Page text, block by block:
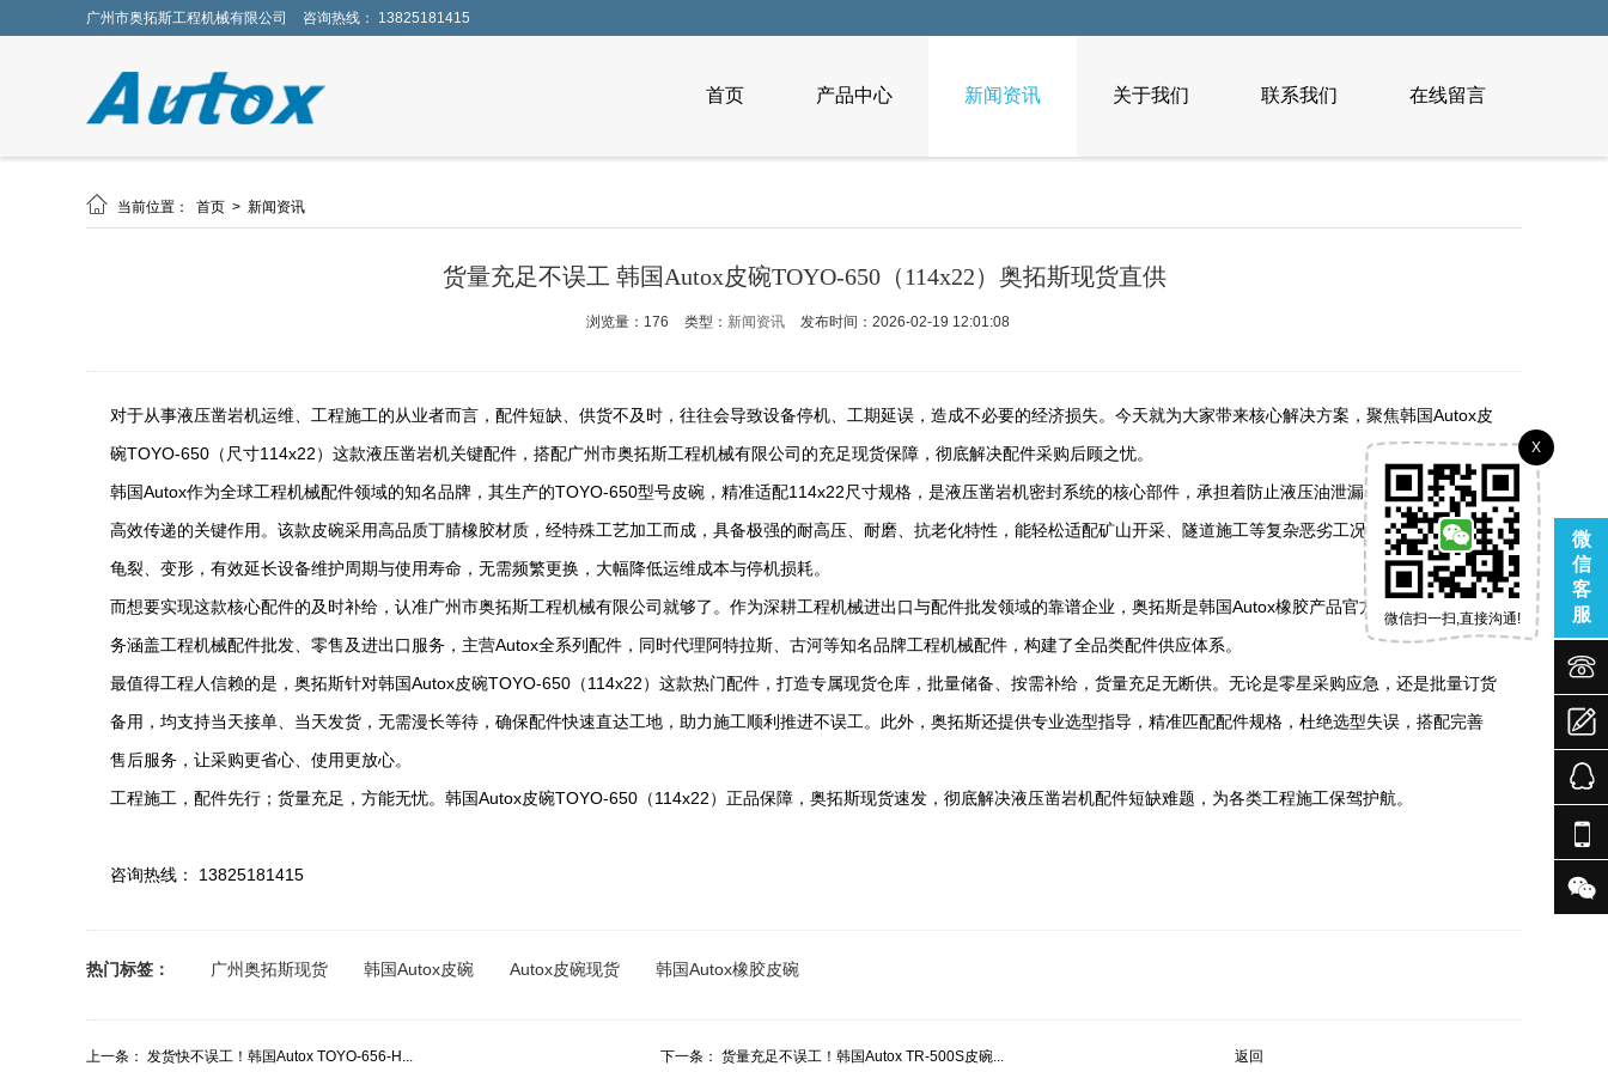
广州市奥拓斯工程机械有限公司 咨询热线： 13825181415
首页 产品中心 新闻资讯 关于我们 联系我们 在线留言
 当前位置： 首页 > 新闻资讯
货量充足不误工 韩国Autox皮碗TOYO-650（114x22）奥拓斯现货直供
浏览量：176 类型： 新闻资讯 发布时间：2026-02-19 12:01:08
对于从事液压凿岩机运维、工程施工的从业者而言，配件短缺、供货不及时，往往会导致设备停机、工期延误，造成不必要的经济损失。今天就为大家带来核心解决方案，聚焦韩国Autox皮
碗TOYO-650（尺寸114x22）这款液压凿岩机关键配件，搭配广州市奥拓斯工程机械有限公司的充足现货保障，彻底解决配件采购后顾之忧。
韩国Autox作为全球工程机械配件领域的知名品牌，其生产的TOYO-650型号皮碗，精准适配114x22尺寸规格，是液压凿岩机密封系统的核心部件，承担着防止液压油泄漏、保障设备冲击功
高效传递的关键作用。该款皮碗采用高品质丁腈橡胶材质，经特殊工艺加工而成，具备极强的耐高压、耐磨、抗老化特性，能轻松适配矿山开采、隧道施工等复杂恶劣工况，长期使用不易
龟裂、变形，有效延长设备维护周期与使用寿命，无需频繁更换，大幅降低运维成本与停机损耗。
而想要实现这款核心配件的及时补给，认准广州市奥拓斯工程机械有限公司就够了。作为深耕工程机械进出口与配件批发领域的靠谱企业，奥拓斯是韩国Autox橡胶产品官方总代理，核心业
务涵盖工程机械配件批发、零售及进出口服务，主营Autox全系列配件，同时代理阿特拉斯、古河等知名品牌工程机械配件，构建了全品类配件供应体系。
最值得工程人信赖的是，奥拓斯针对韩国Autox皮碗TOYO-650（114x22）这款热门配件，打造专属现货仓库，批量储备、按需补给，货量充足无断供。无论是零星采购应急，还是批量订货
备用，均支持当天接单、当天发货，无需漫长等待，确保配件快速直达工地，助力施工顺利推进不误工。此外，奥拓斯还提供专业选型指导，精准匹配配件规格，杜绝选型失误，搭配完善
售后服务，让采购更省心、使用更放心。
工程施工，配件先行；货量充足，方能无忧。韩国Autox皮碗TOYO-650（114x22）正品保障，奥拓斯现货速发，彻底解决液压凿岩机配件短缺难题，为各类工程施工保驾护航。
咨询热线： 13825181415
热门标签： 广州奥拓斯现货 韩国Autox皮碗 Autox皮碗现货 韩国Autox橡胶皮碗
上一条： 发货快不误工！韩国Autox TOYO-656-H... 下一条： 货量充足不误工！韩国Autox TR-500S皮碗... 返回
微
信
客
服
X
微信扫一扫,直接沟通!




